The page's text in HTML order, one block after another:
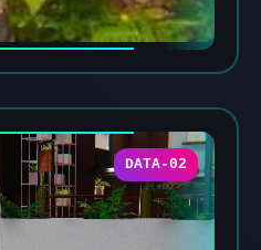
DATA-02